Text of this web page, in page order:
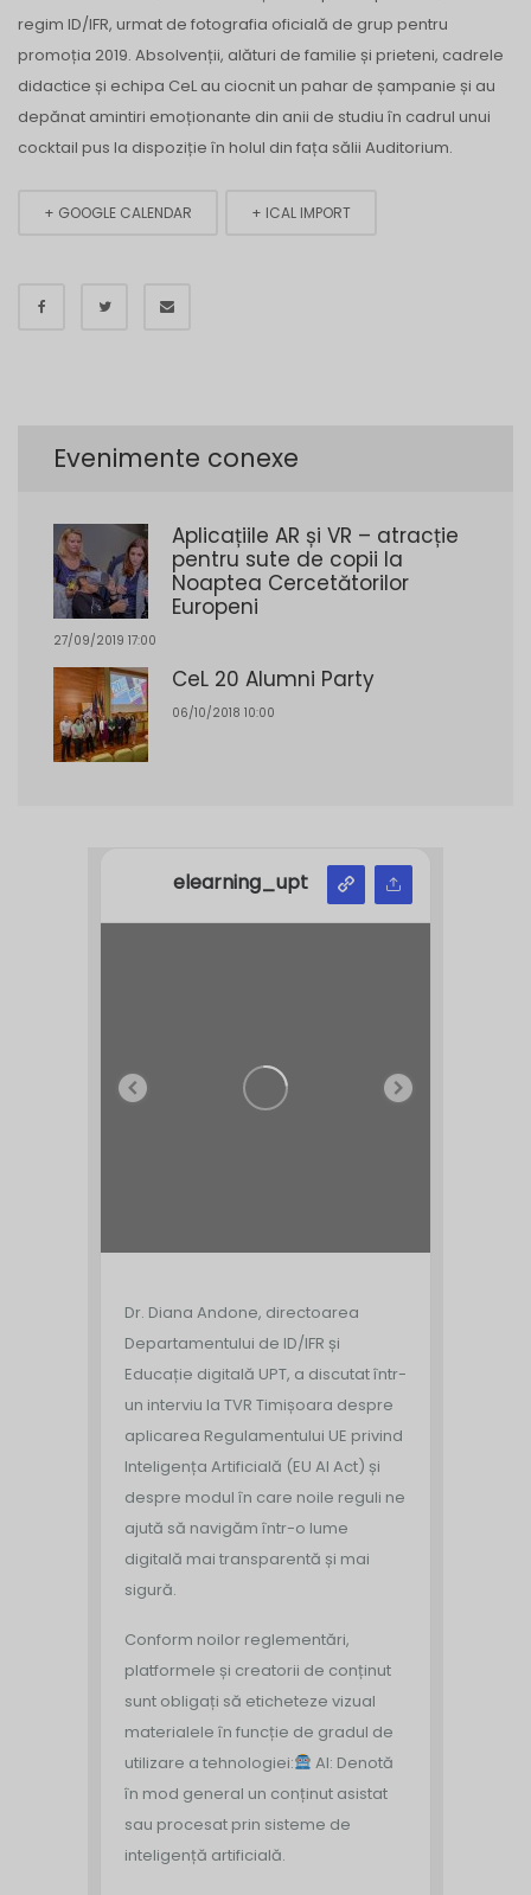
regim ID/IFR, urmat de fotografia oficială de grup pentru
promoția 2019. Absolvenții, alături de familie și prieteni, cadrele
didactice și echipa CeL au ciocnit un pahar de șampanie și au
depănat amintiri emoționante din anii de studiu în cadrul unui
cocktail pus la dispoziție în holul din fața sălii Auditorium.
+ GOOGLE CALENDAR + ICAL IMPORT
Evenimente conexe
Aplicațiile AR și VR – atracție
pentru sute de copii la
Noaptea Cercetătorilor
Europeni
27/09/2019 17:00
CeL 20 Alumni Party
06/10/2018 10:00
elearning_upt
Dr. Diana Andone, directoarea
Departamentului de ID/IFR și
Educație digitală UPT, a discutat într-
un interviu la TVR Timișoara despre
aplicarea Regulamentului UE privind
Inteligența Artificială (EU AI Act) și
despre modul în care noile reguli ne
ajută să navigăm într-o lume
digitală mai transparentă și mai
sigură.
Conform noilor reglementări,
platformele și creatorii de conținut
sunt obligați să eticheteze vizual
materialele în funcție de gradul de
utilizare a tehnologiei:
AI: Denotă
în mod general un conținut asistat
sau procesat prin sisteme de
inteligență artificială.